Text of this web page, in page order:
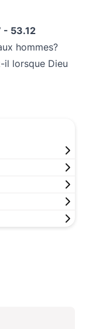
- 53.12
hommes?
il lorsque Dieu